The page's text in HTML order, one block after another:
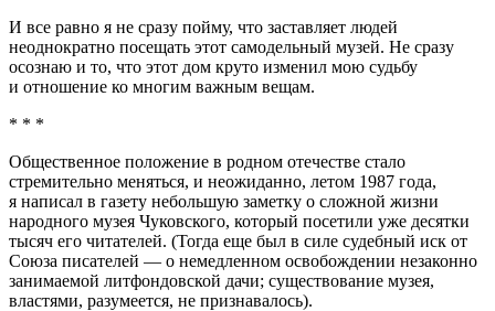
И все равно я не сразу пойму, что заставляет людей
неоднократно посещать этот самодельный музей. Не сразу
осознаю и то, что этот дом круто изменил мою судьбу
и отношение ко многим важным вещам.
* * *
Общественное положение в родном отечестве стало
стремительно меняться, и неожиданно, летом 1987 года,
я написал в газету небольшую заметку о сложной жизни
народного музея Чуковского, который посетили уже десятки
тысяч его читателей. (Тогда еще был в силе судебный иск от
Союза писателей — о немедленном освобождении незаконно
занимаемой литфондовской дачи; существование музея,
властями, разумеется, не признавалось).